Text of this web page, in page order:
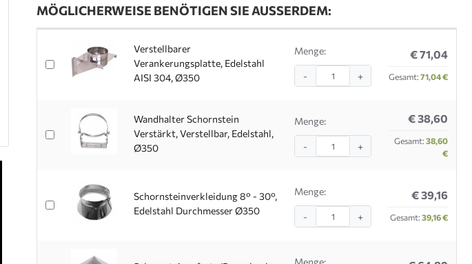
MÖGLICHERWEISE BENÖTIGEN SIE AUSSERDEM:
Verstellbarer
Verankerungsplatte, Edelstahl
AISI 304, Ø350
Menge:
- +
€ 71,04
Gesamt: 71,04 €
Wandhalter Schornstein
Verstärkt, Verstellbar, Edelstahl,
Ø350
Menge:
- +
€ 38,60
Gesamt: 38,60
€
Schornsteinverkleidung 8° - 30°,
Edelstahl Durchmesser Ø350
Menge:
- +
€ 39,16
Gesamt: 39,16 €
Menge: